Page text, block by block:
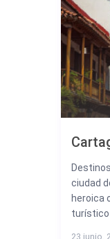
ciudad
heroica
turístico
23 junio,